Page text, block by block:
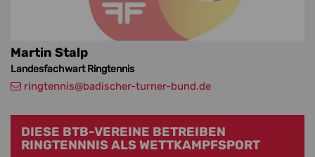
Martin Stalp
Landesfachwart Ringtennis
ringtennis@badischer-turner-bund.de
DIESE BTB-VEREINE BETREIBEN
RINGTENNNIS ALS WETTKAMPFSPORT